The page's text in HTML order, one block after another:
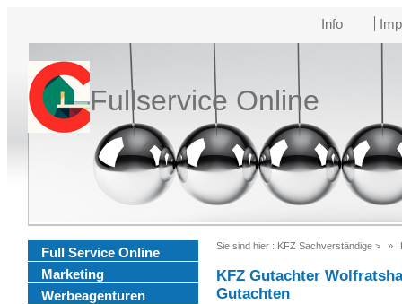
Info
Fullservice Online
Full Service Online
Marketing
Werbeagenturen
Sie sind hier : KFZ Sachverständige >
KFZ Gutachter
Gutachten